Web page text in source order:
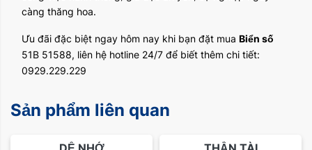
càng thăng hoa.
Ưu đãi đặc biệt ngay hôm nay khi bạn đặt mua Biển số
51B 51588, liên hệ hotline 24/7 để biết thêm chi tiết:
0929.229.229
Sản phẩm liên quan